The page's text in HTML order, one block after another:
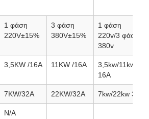
1 φάση
220V±15%
3 φάση
380V±15%
1 φάση
220v/3 φάση
380v
3,5KW /16A 11KW /16A
3,5kw/11kw
16Α
7KW/32A 22KW/32A 7kw/22kw 32A
N/A